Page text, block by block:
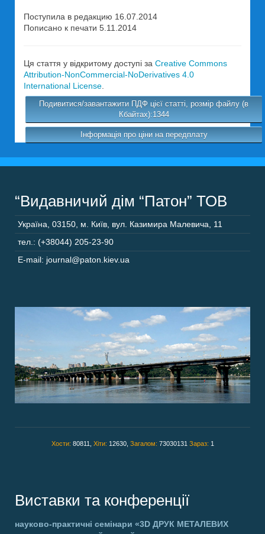
Поступила в редакцию 16.07.2014
Пописано к печати 5.11.2014
Ця стаття у відкритому доступі за Creative Commons
Attribution-NonCommercial-NoDerivatives 4.0
International License
Подивитися/завантажити ПДФ цієї статті, розмір файлу (в
Кбайтах):1344
Інформація про ціни на передплату
“Видавничий дім “Патон” ТОВ
Україна 03150 м. Київ, вул. Казимира Малевича, 11
тел.: (+38044) 205-23-90
E-mail: journal@paton.kiev.ua
Хости: 80811, Хіти: 12630, Загалом: 73030131 Зараз: 1
Виставки та конференції
науково-практичні семінари «3D ДРУК МЕТАЛЕВИХ